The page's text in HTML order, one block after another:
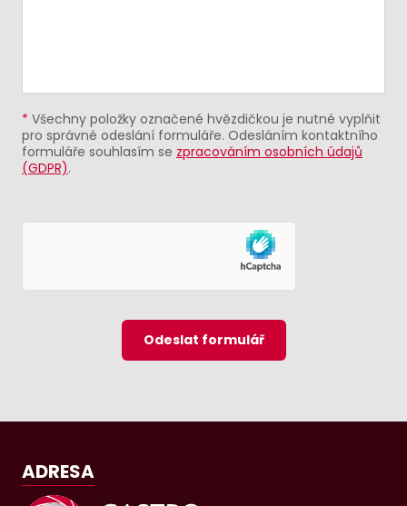
* Všechny položky označené hvězdičkou je nutné vyplňit
pro správné odeslání formuláře. Odesláním kontaktního
formuláře souhlasím se zpracováním osobních údajů
(GDPR).
Odeslat formulář
ADRESA